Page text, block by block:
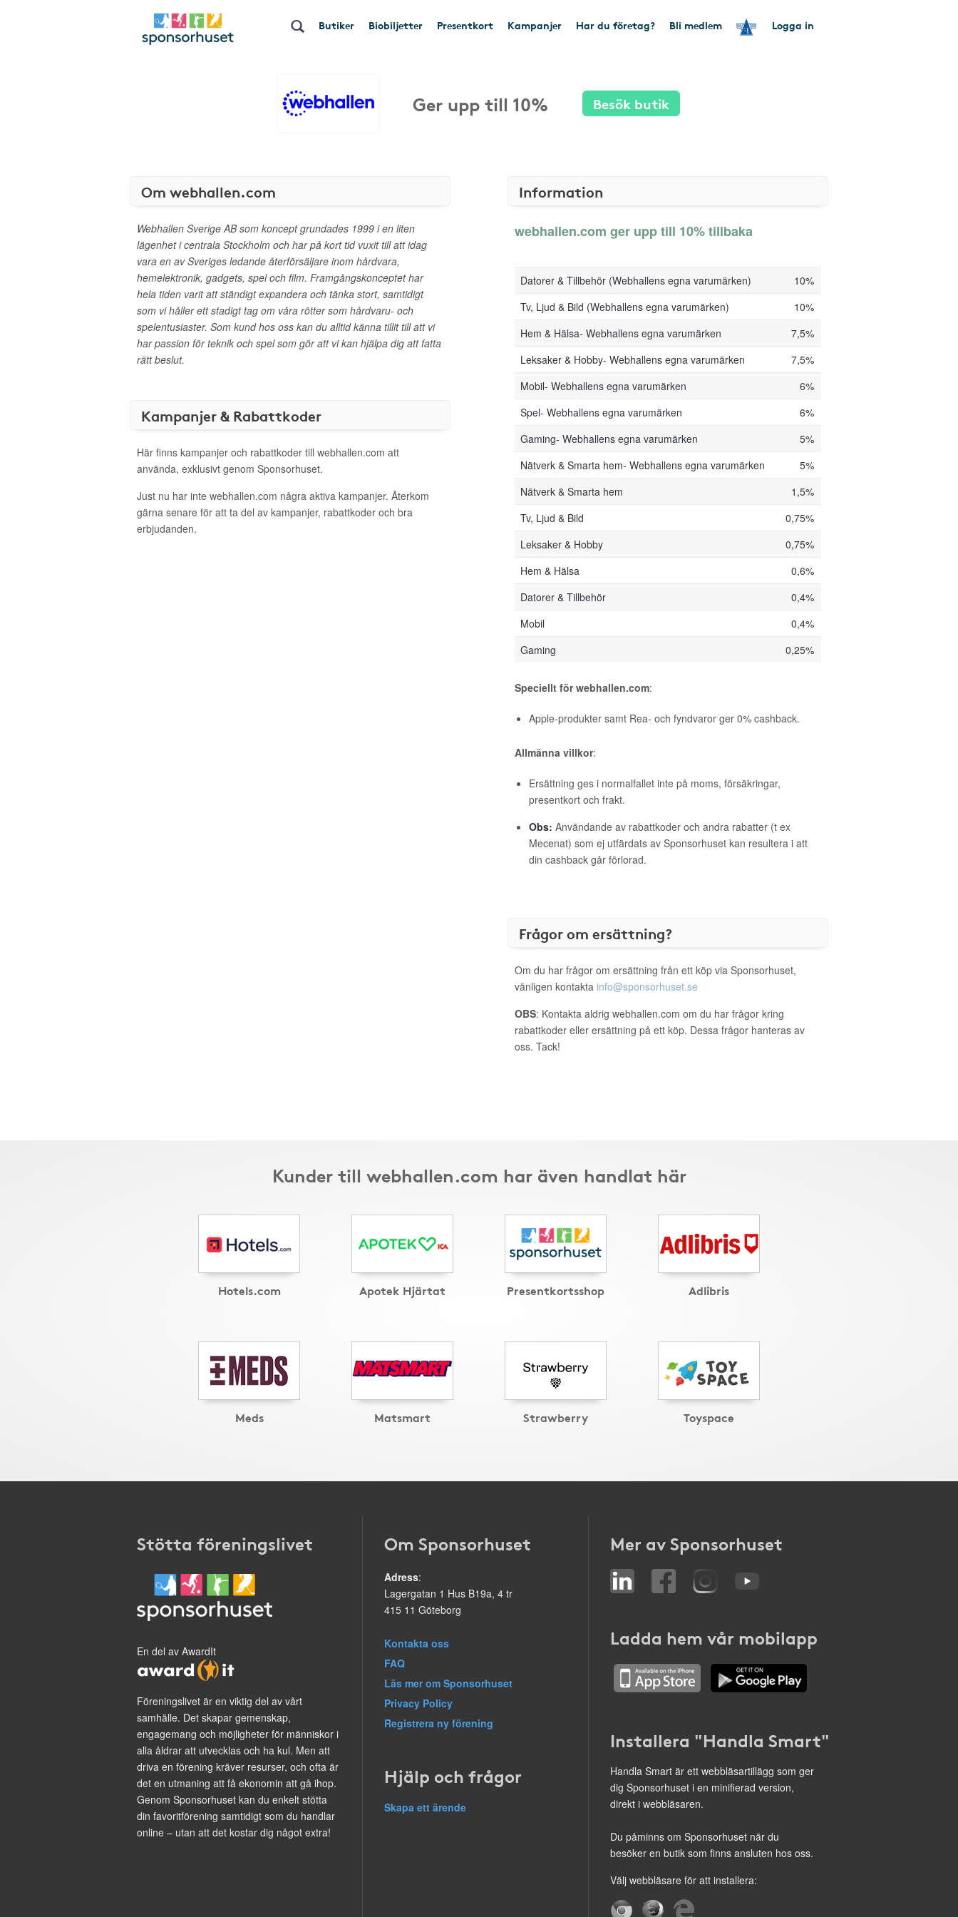
Butiker Biobiljetter Presentkort Kampanjer Har du företag? Bli medlem Logga in
Ger upp till 10% Besök butik
Om webhallen.com
Webhallen Sverige AB som koncept grundades 1999 i en liten
lägenhet i centrala Stockholm och har på kort tid vuxit till att idag
vara en av Sveriges ledande återförsäljare inom hårdvara,
hemelektronik, gadgets, spel och film. Framgångskonceptet har
hela tiden varit att ständigt expandera och tänka stort, samtidigt
som vi håller ett stadigt tag om våra rötter som hårdvaru- och
spelentusiaster. Som kund hos oss kan du alltid känna tillit till att vi
har passion för teknik och spel som gör att vi kan hjälpa dig att fatta
rätt beslut.
Kampanjer & Rabattkoder
Här finns kampanjer och rabattkoder till webhallen.com att
använda, exklusivt genom Sponsorhuset.
Just nu har inte webhallen.com några aktiva kampanjer. Återkom
gärna senare för att ta del av kampanjer, rabattkoder och bra
erbjudanden.
Information
webhallen.com ger upp till 10% tillbaka
Datorer & Tillbehör (Webhallens egna varumärken)
10%
Tv, Ljud & Bild (Webhallens egna varumärken)
10%
Hem & Hälsa- Webhallens egna varumärken
7,5%
Leksaker & Hobby- Webhallens egna varumärken
7,5%
Mobil- Webhallens egna varumärken
6%
Spel- Webhallens egna varumärken
6%
Gaming- Webhallens egna varumärken
5%
Nätverk & Smarta hem- Webhallens egna varumärken
5%
Nätverk & Smarta hem
1,5%
Tv, Ljud & Bild
0,75%
Leksaker & Hobby
0,75%
Hem & Hälsa
0,6%
Datorer & Tillbehör
0,4%
Mobil
0,4%
Gaming
0,25%
Speciellt för webhallen.com:
Apple-produkter samt Rea- och fyndvaror ger 0% cashback.
Allmänna villkor:
Ersättning ges i normalfallet inte på moms, försäkringar,
presentkort och frakt.
Obs: Användande av rabattkoder och andra rabatter (t ex
Mecenat) som ej utfärdats av Sponsorhuset kan resultera i att
din cashback går förlorad.
Frågor om ersättning?
Om du har frågor om ersättning från ett köp via Sponsorhuset,
vänligen kontakta info@sponsorhuset.se
OBS: Kontakta aldrig webhallen.com om du har frågor kring
rabattkoder eller ersättning på ett köp. Dessa frågor hanteras av
oss. Tack!
Kunder till webhallen.com har även handlat här
Hotels.com Apotek Hjärtat Presentkortsshop Adlibris
Meds Matsmart Strawberry Toyspace
Stötta föreningslivet
En del av AwardIt
Föreningslivet är en viktig del av vårt
samhälle. Det skapar gemenskap,
engagemang och möjligheter för människor i
alla åldrar att utvecklas och ha kul. Men att
driva en förening kräver resurser, och ofta är
det en utmaning att få ekonomin att gå ihop.
Genom Sponsorhuset kan du enkelt stötta
din favoritförening samtidigt som du handlar
online – utan att det kostar dig något extra!
Om Sponsorhuset
Adress:
Lagergatan 1 Hus B19a, 4 tr
415 11 Göteborg
Kontakta oss
FAQ
Läs mer om Sponsorhuset
Privacy Policy
Registrera ny förening
Hjälp och frågor
Skapa ett ärende
Mer av Sponsorhuset
Ladda hem vår mobilapp
Installera "Handla Smart"
Handla Smart är ett webbläsartillägg som ger
dig Sponsorhuset i en minifierad version,
direkt i webbläsaren.
Du påminns om Sponsorhuset när du
besöker en butik som finns ansluten hos oss.
Välj webbläsare för att installera: